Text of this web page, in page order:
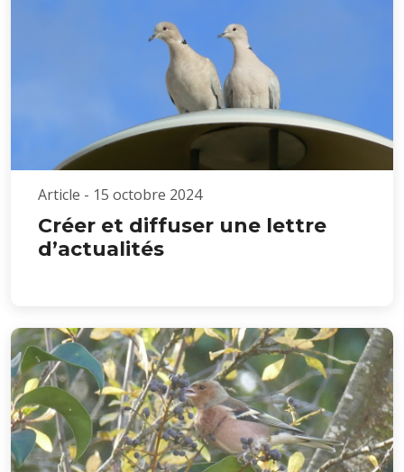
Article - 15 octobre 2024
Créer et diffuser une lettre
d’actualités